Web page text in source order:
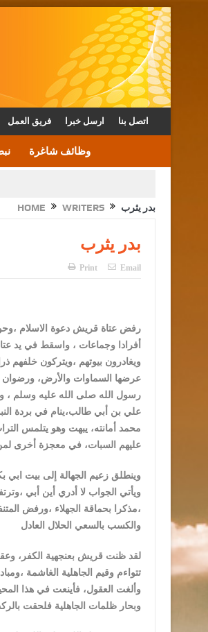
فريق العمل ارسل خبرا اتصل بنا
وظائف شاغرة
الملك يتلقى اتصالا
HOME WRITERS بدر يثرب
بدر يثرب
Print Email
رفض عتاة قريش دعوة الاسلام
أفرادا وجماعات ، واسقط في يد
ويغادرون بيوتهم ،ويتركون خلفهم
عرضها السماوات والأرض، ورضوان
رسول الله صلى الله عليه وسلم ،
علي بن أبي طالب،ينام في بردة
محمد أمانته، يبهت وهو يتلمس
عليهم السبات، في معجزة أخرى
وينطلق زعيم الجهالة إلى بيت ابي
ويأتي الجواب لا أدري أين أبي
،مذكرا بحماقة الجهلاء ،ورفض
والكسب بالسعي الحلال العادل
لقد ظنت قريش بعنجهية الكفر،
تتواءم وقيم الجاهلية الغاشمة
وألغت العقول، فأينعت في هذا
وبحار ظلمات الجاهلية فلحقت